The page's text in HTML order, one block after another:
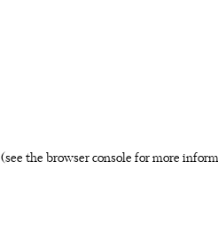
(see the browser console for more